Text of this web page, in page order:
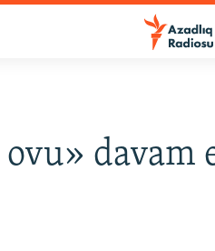
davam